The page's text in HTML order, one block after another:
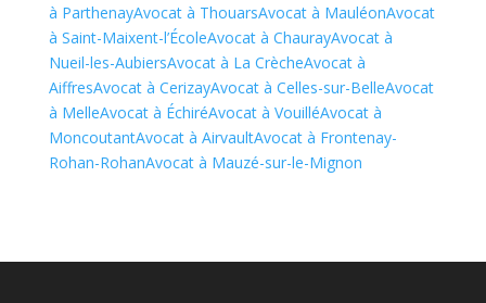
à ParthenayAvocat à ThouarsAvocat à MauléonAvocat
à Saint-Maixent-l’ÉcoleAvocat à ChaurayAvocat à
Nueil-les-AubiersAvocat à La CrècheAvocat à
AiffresAvocat à CerizayAvocat à Celles-sur-BelleAvocat
à MelleAvocat à ÉchiréAvocat à VouilléAvocat à
MoncoutantAvocat à AirvaultAvocat à Frontenay-
Rohan-RohanAvocat à Mauzé-sur-le-Mignon